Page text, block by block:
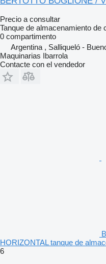
Precio a consultar
Tanque de almacenamiento de
0 compartimento
Argentina , Salliqueló -
Maquinarias Ibarrola
Contacte con el vendedor
HORIZONTAL tanque de
6